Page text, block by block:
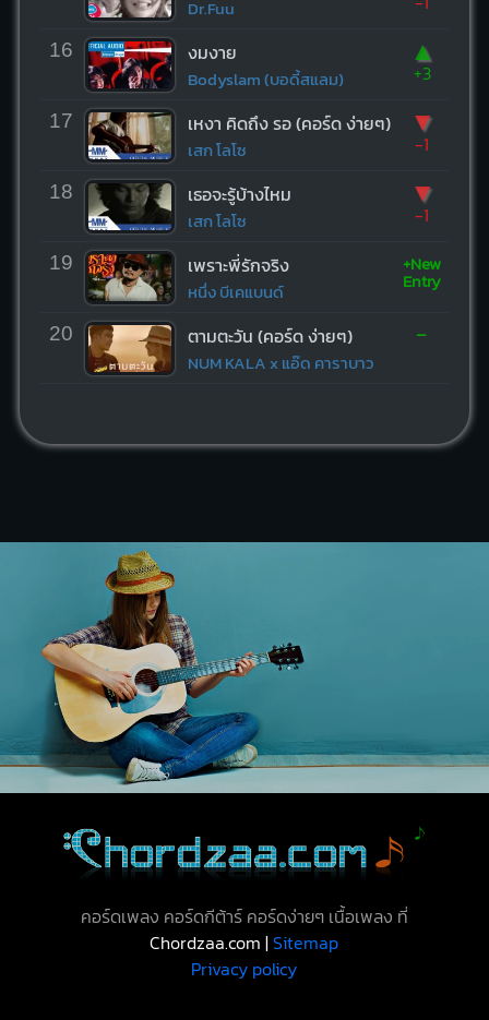
Dr.Fuu
16 งมงาย
Bodyslam (บอดี้สแลม)
▲
+3
17 เหงา คิดถึง รอ (คอร์ด ง่ายๆ)
เสก โลโซ
▼
-1
18 เธอจะรู้บ้างไหม
เสก โลโซ
▼
-1
19 เพราะพี่รักจริง
หนึ่ง บีเคแบนด์
+New
Entry
20 ตามตะวัน (คอร์ด ง่ายๆ)
NUM KALA x แอ๊ด คาราบาว
-
คอร์ดเพลง คอร์ดกีต้าร์ คอร์ดง่ายๆ เนื้อเพลง ที่
Chordzaa.com |Sitemap
Privacy policy